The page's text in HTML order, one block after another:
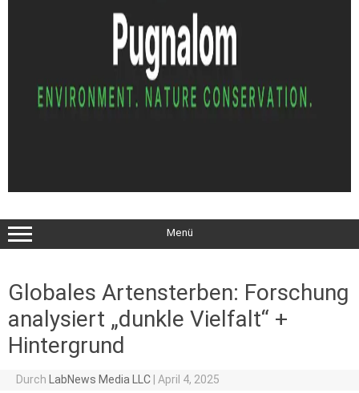
Menü
Globales Artensterben: Forschung
analysiert „dunkle Vielfalt“ +
Hintergrund
Durch LabNews Media LLC April 4, 2025